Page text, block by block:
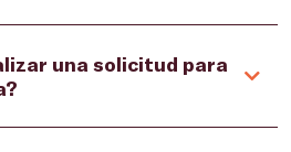
una solicitud para